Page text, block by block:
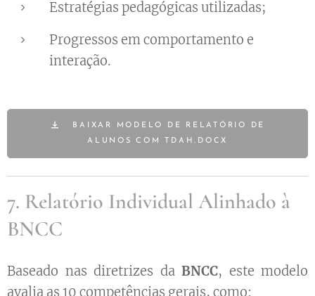
Estratégias pedagógicas utilizadas;
Progressos em comportamento e
interação.
BAIXAR MODELO DE RELATÓRIO DE
ALUNOS COM TDAH.DOCX
7. Relatório Individual Alinhado à
BNCC
Baseado nas diretrizes da BNCC, este modelo
avalia as 10 competências gerais, como: